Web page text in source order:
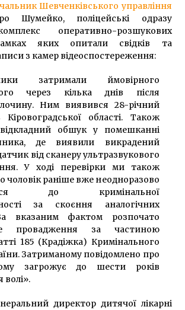
Шевченківського управління
Шумейко, поліцейські одразу
оперативно-розшукових
яких опитали свідків та
з камер відеоспостереження:
затримали ймовірного
через кілька днів після
Ним виявився 28-річний
області. Також
обшук у помешканні
де виявили викрадений
від сканеру ультразвукового
У ході перевірки ми також
чоловік раніше вже неодноразово
до кримінальної
за скоєння аналогічних
вказаним фактом розпочато
провадження за частиною
185 (Крадіжка) Кримінального
Затриманому повідомлено про
загрожує до шести років
волі».
директор дитячої лікарні